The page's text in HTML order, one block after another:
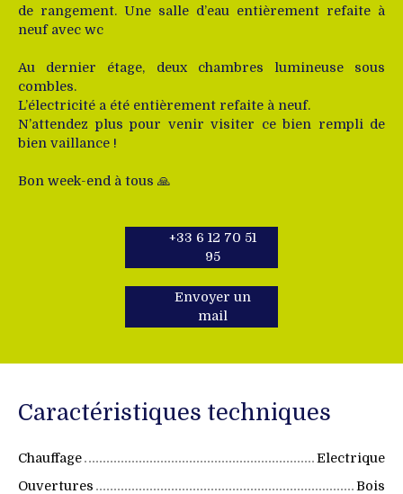
de rangement. Une salle d’eau entièrement refaite à
neuf avec wc
Au dernier étage, deux chambres lumineuse sous
combles.
L’électricité a été entièrement refaite à neuf.
N’attendez plus pour venir visiter ce bien rempli de
bien vaillance !
Bon week-end à tous 🙏
+33 6 12 70 51
95
Envoyer un
mail
Caractéristiques techniques
Chauffage
Electrique
Ouvertures
Bois